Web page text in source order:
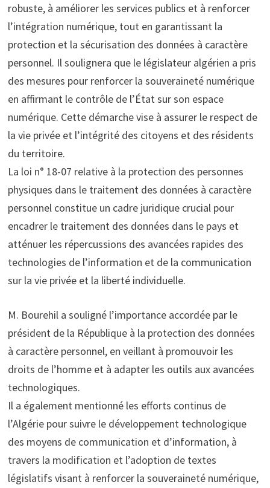
robuste, à améliorer les services publics et à renforcer
l’intégration numérique, tout en garantissant la
protection et la sécurisation des données à caractère
personnel. Il soulignera que le législateur algérien a pris
des mesures pour renforcer la souveraineté numérique
en affirmant le contrôle de l’État sur son espace
numérique. Cette démarche vise à assurer le respect de
la vie privée et l’intégrité des citoyens et des résidents
du territoire.
La loi n° 18-07 relative à la protection des personnes
physiques dans le traitement des données à caractère
personnel constitue un cadre juridique crucial pour
encadrer le traitement des données dans le pays et
atténuer les répercussions des avancées rapides des
technologies de l’information et de la communication
sur la vie privée et la liberté individuelle.
M. Bourehil a souligné l’importance accordée par le
président de la République à la protection des données
à caractère personnel, en veillant à promouvoir les
droits de l’homme et à adapter les outils aux avancées
technologiques.
Il a également mentionné les efforts continus de
l’Algérie pour suivre le développement technologique
des moyens de communication et d’information, à
travers la modification et l’adoption de textes
législatifs visant à renforcer la souveraineté numérique,